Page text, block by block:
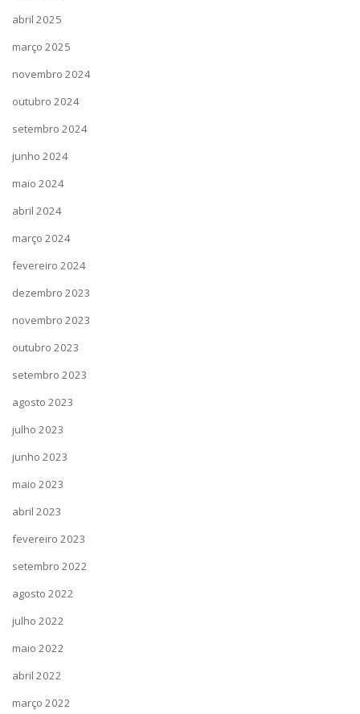
abril 2025
março 2025
novembro 2024
outubro 2024
setembro 2024
junho 2024
maio 2024
abril 2024
março 2024
fevereiro 2024
dezembro 2023
novembro 2023
outubro 2023
setembro 2023
agosto 2023
julho 2023
junho 2023
maio 2023
abril 2023
fevereiro 2023
setembro 2022
agosto 2022
julho 2022
maio 2022
abril 2022
março 2022